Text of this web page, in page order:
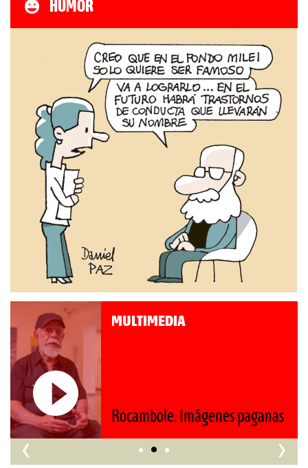
HUMOR
MULTIMEDIA
Rocambole. Imágenes paganas
‹ ›